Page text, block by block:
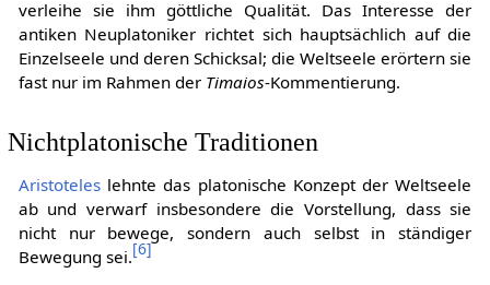
verleihe sie ihm göttliche Qualität. Das Interesse der
antiken Neuplatoniker richtet sich hauptsächlich auf die
Einzelseele und deren Schicksal; die Weltseele erörtern sie
fast nur im Rahmen der Timaios-Kommentierung.
Nichtplatonische Traditionen
Aristoteleslehnte das platonische Konzept der Weltseele
ab und verwarf insbesondere die Vorstellung, dass sie
nicht nur bewege, sondern auch selbst in ständiger
Bewegung sei.[6]